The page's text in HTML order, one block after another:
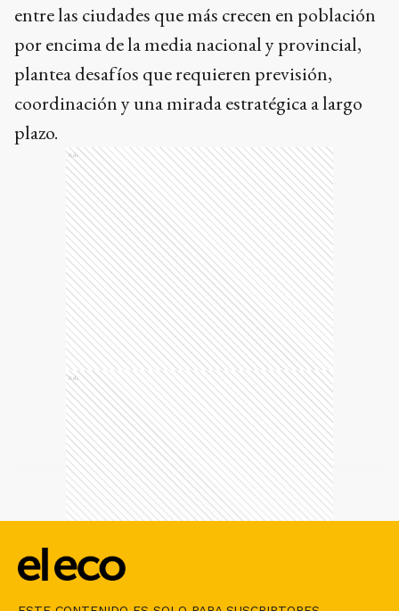
entre las ciudades que más crecen en población
por encima de la media nacional y provincial,
plantea desafíos que requieren previsión,
coordinación y una mirada estratégica a largo
plazo.
Ads
Ads